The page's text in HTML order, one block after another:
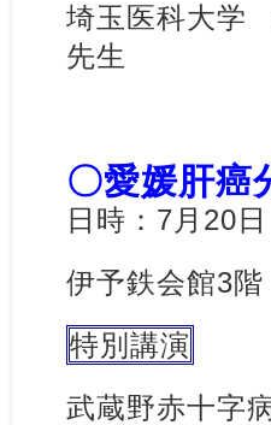
埼玉医科大
先生
〇愛媛肝癌
日時：7月20
伊予鉄会館3
特別講演
武蔵野赤十